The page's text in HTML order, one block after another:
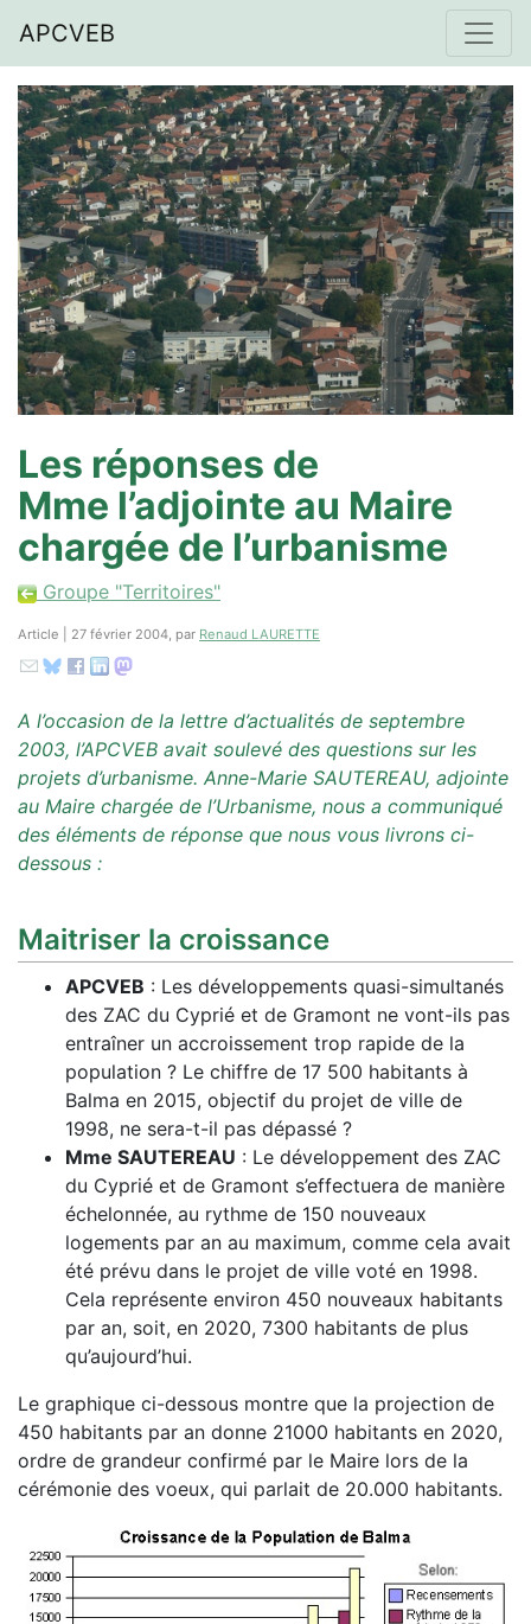
APCVEB
Les réponses de
Mme l’adjointe au Maire
chargée de l’urbanisme
Groupe "Territoires"
Article | 27 février 2004, par Renaud LAURETTE
A l’occasion de la lettre d’actualités de septembre
2003, l’APCVEB avait soulevé des questions sur les
projets d’urbanisme. Anne-Marie SAUTEREAU, adjointe
au Maire chargée de l’Urbanisme, nous a communiqué
des éléments de réponse que nous vous livrons ci-
dessous :
Maitriser la croissance
APCVEB : Les développements quasi-simultanés
des ZAC du Cyprié et de Gramont ne vont-ils pas
entraîner un accroissement trop rapide de la
population ? Le chiffre de 17 500 habitants à
Balma en 2015, objectif du projet de ville de
1998, ne sera-t-il pas dépassé ?
Mme SAUTEREAU : Le développement des ZAC
du Cyprié et de Gramont s’effectuera de manière
échelonnée, au rythme de 150 nouveaux
logements par an au maximum, comme cela avait
été prévu dans le projet de ville voté en 1998.
Cela représente environ 450 nouveaux habitants
par an, soit, en 2020, 7300 habitants de plus
qu’aujourd’hui.
Le graphique ci-dessous montre que la projection de
450 habitants par an donne 21000 habitants en 2020,
ordre de grandeur confirmé par le Maire lors de la
cérémonie des voeux, qui parlait de 20.000 habitants.